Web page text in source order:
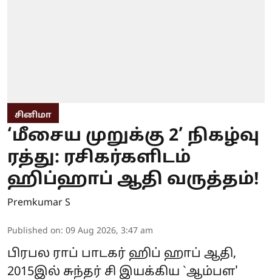
சினிமா
‘மீசைய முறுக்கு 2’ நிகழ்வு
ரத்து: ரசிகர்களிடம்
ஹிப்ஹாப் ஆதி வருத்தம்!
Premkumar S
Published on: 09 Aug 2026, 3:47 am
பிரபல ராப் பாடகர் ஹிப் ஹாப் ஆதி,
2015இல் சுந்தர் சி இயக்கிய `ஆம்பள'